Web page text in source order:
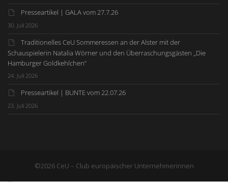
Presseartikel | GALA vom 27.7.26
30. Juli 2026
Traditionelles CeU Sommeressen an der Alster mit der
Schauspielerin Natalia Wörner und den Überraschungsgästen „Die
Hamburger Goldkehlchen“
24. Juli 2026
Presseartikel | BUNTE vom 22.07.26
23. Juli 2026
©2026 CeU – Club europäischer Unternehmerinnen